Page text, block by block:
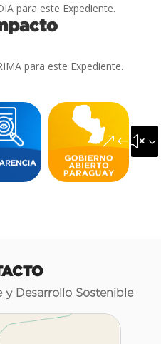
para este Expediente.
para este Expediente.
Desarrollo Sostenible